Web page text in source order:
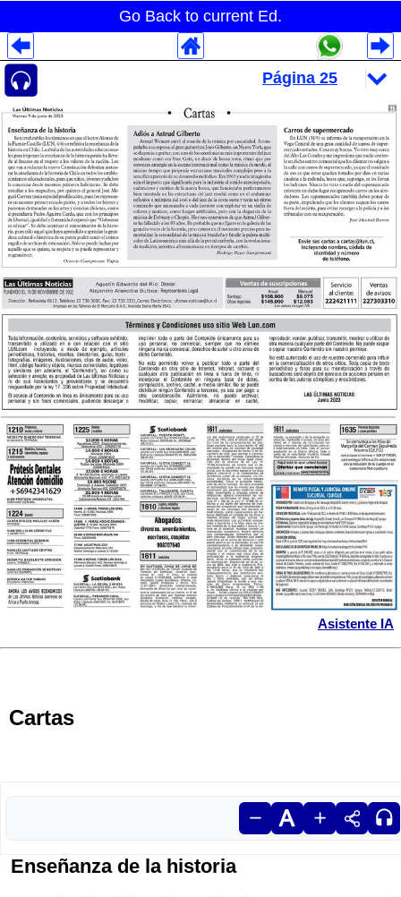
Go Back to current Ed.
Asistente IA
Cartas
Enseñanza de la historia
Despliegues Analytics
Despliegues Totales
Despliegues por Rubros